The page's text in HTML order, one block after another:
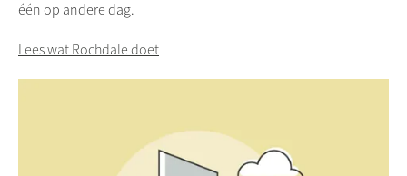
één op andere dag.
Lees wat Rochdale doet